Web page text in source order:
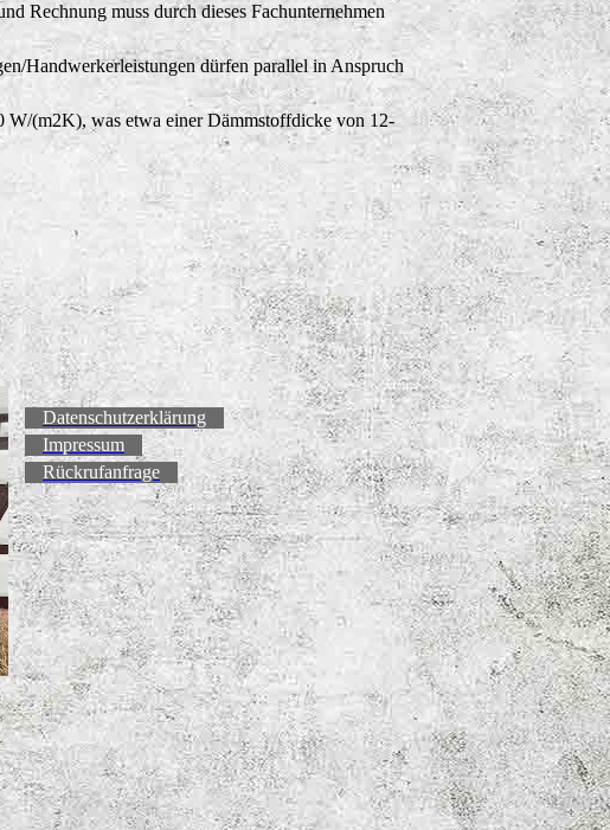
Rechnung muss durch dieses Fachunternehmen
Handwerkerleistungen dürfen parallel in Anspruch
W/(m2K), was etwa einer Dämmstoffdicke von 12-
Datenschutzerklärung
Impressum
Rückrufanfrage